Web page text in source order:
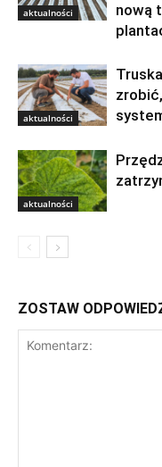
aktualności
nową
aktualności
aktualności
ZOSTAW